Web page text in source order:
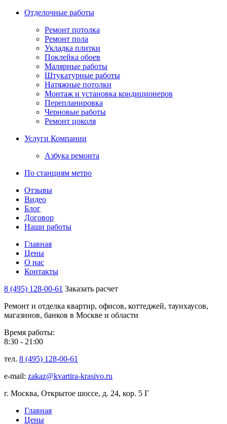
Отделочные работы
Ремонт потолка
Ремонт пола
Укладка плитки
Поклейка обоев
Малярные работы
Штукатурные работы
Натяжные потолки
Монтаж и установка кондиционеров
Перепланировка
Черновые работы
Ремонт цоколя
Услуги Компании
Азбука ремонта
По станциям метро
Отзывы
Видео
Блог
Договор
Наши работы
Главная
Цены
О нас
Контакты
8 (495) 128-00-61 Заказать расчет
Ремонт и отделка квартир, офисов, коттеджей, таунхаусов,
магазинов, банков в Москве и области
Время работы:
8:30 - 21:00
тел. 8 (495) 128-00-61
e-mail: zakaz@kvartira-krasivo.ru
г. Москва, Открытое шоссе, д. 24, кор. 5 Г
Главная
Цены